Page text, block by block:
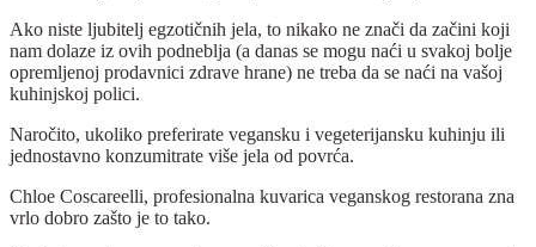
Ako niste ljubitelj egzotičnih jela, to nikako ne znači da začini koji
nam dolaze iz ovih podneblja (a danas se mogu naći u svakoj bolje
opremljenoj prodavnici zdrave hrane) ne treba da se naći na vašoj
kuhinjskoj polici.
Naročito, ukoliko preferirate vegansku i vegeterijansku kuhinju ili
jednostavno konzumitrate više jela od povrća.
Chloe Coscareelli, profesionalna kuvarica veganskog restorana zna
vrlo dobro zašto je to tako.